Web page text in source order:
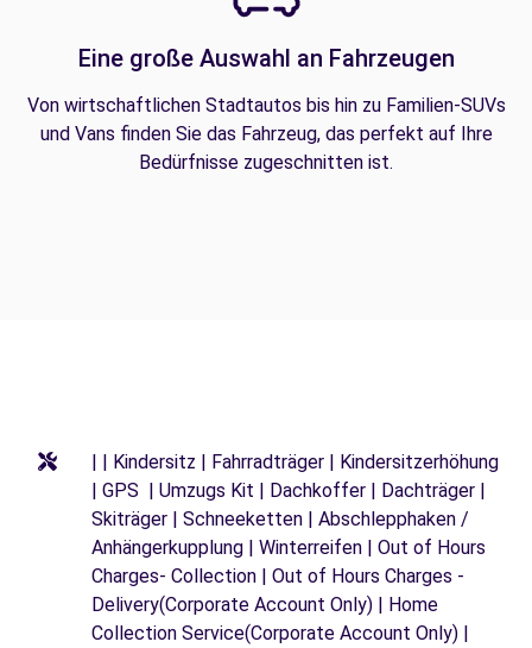
Eine große Auswahl an Fahrzeugen
Von wirtschaftlichen Stadtautos bis hin zu Familien-SUVs
und Vans finden Sie das Fahrzeug, das perfekt auf Ihre
Bedürfnisse zugeschnitten ist.
| | Kindersitz | Fahrradträger | Kindersitzerhöhung
| GPS | Umzugs Kit | Dachkoffer | Dachträger |
Skiträger | Schneeketten | Abschlepphaken /
Anhängerkupplung | Winterreifen | Out of Hours
Charges- Collection | Out of Hours Charges -
Delivery(Corporate Account Only) | Home
Collection Service(Corporate Account Only) |